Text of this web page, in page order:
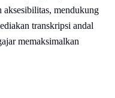
mendukung
transkripsi andal
memaksimalkan